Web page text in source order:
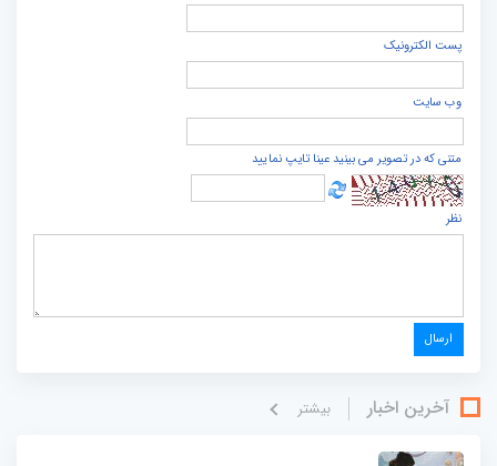
پست الكترونيک
وب سایت
متنی که در تصویر می بینید عینا تایپ نمایید
نظر
آخرین اخبار بيشتر